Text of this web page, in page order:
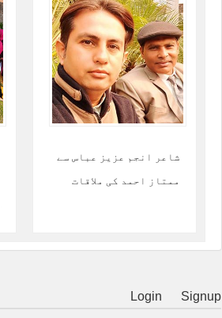
شاعر انجم عزیز عباس سے
ممتاز احمد کی ملاقات
Login Signup